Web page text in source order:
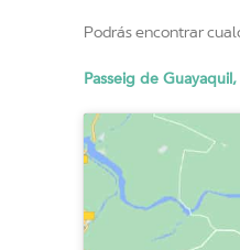
Podrás encontrar
Passeig de